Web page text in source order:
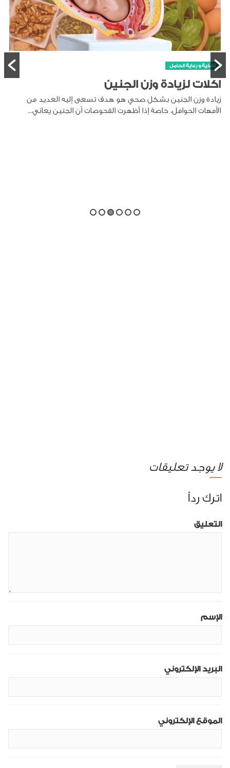
تغذية و رعاية الحامل
اكلات لزيادة وزن الجنين
زيادة وزن الجنين بشكل صحي هو هدف تسعى إليه العديد من
الأمهات الحوامل، خاصة إذا أظهرت الفحوصات أن الجنين يعاني...
لا يوجد تعليقات
اترك رداً
التعليق
الإسم
البريد الإلكتروني
الموقع الإلكتروني